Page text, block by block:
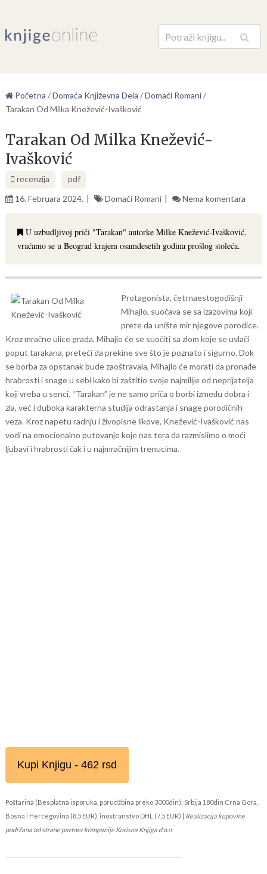
Pretraga
Početna /Domaća Književna Dela /Domaći Romani/
Tarakan Od Milka Knežević-Ivašković
Tarakan Od Milka Knežević-
Ivašković
recenzija
pdf
16. Februara 2024.
Domaći Romani Nema komentara
U uzbudljivoj priči "Tarakan" autorke Milke Knežević-Ivašković,
vraćamo se u Beograd krajem osamdesetih godina prošlog stoleća.
Protagonista, četrnaestogodišnji
Mihajlo, suočava se sa izazovima koji
prete da unište mir njegove porodice.
Kroz mračne ulice grada, Mihajlo će se suočiti sa zlom koje se uvlači
poput tarakana, preteći da prekine sve što je poznato i sigurno. Dok
se borba za opstanak bude zaoštravala, Mihajlo će morati da pronađe
hrabrosti i snage u sebi kako bi zaštitio svoje najmilije od neprijatelja
koji vreba u senci. “Tarakan” je ne samo priča o borbi između dobra i
zla, već i duboka karakterna studija odrastanja i snage porodičnih
veza. Kroz napetu radnju i živopisne likove, Knežević-Ivašković nas
vodi na emocionalno putovanje koje nas tera da razmislimo o moći
ljubavi i hrabrosti čak i u najmračnijim trenucima.
Kupi Knjigu - 462 rsd
Poštarina (Besplatna isporuka, porudžbina preko 3000din): Srbija 180din Crna Gora,
Bosna i Hercegovina (8,5 EUR), inostranstvo DHL (7,5 EUR) | Realizacija kupovine
podržana od strane partner kompanije Korisna Knjiga d.o.o